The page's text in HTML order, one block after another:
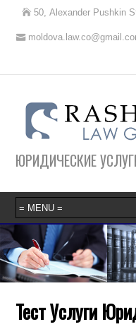
50, Alexander Pushkin
ЮРИДИЧЕСКИЕ
Тест Услуги